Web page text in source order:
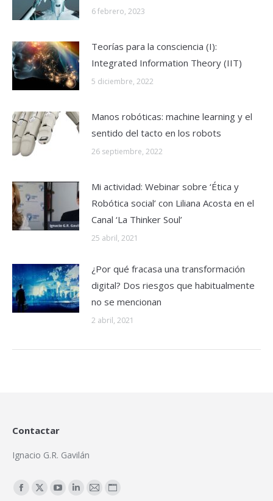
6 febrero, 2023
Teorías para la consciencia (I):
Integrated Information Theory (IIT)
5 diciembre, 2022
Manos robóticas: machine learning y el
sentido del tacto en los robots
26 septiembre, 2022
Mi actividad: Webinar sobre ‘Ética y
Robótica social’ con Liliana Acosta en el
Canal ‘La Thinker Soul’
25 abril, 2021
¿Por qué fracasa una transformación
digital? Dos riesgos que habitualmente
no se mencionan
2 abril, 2021
Contactar
Ignacio G.R. Gavilán
Encuéntranos en:
Facebook
X
YouTube
LinkedinMailSitio